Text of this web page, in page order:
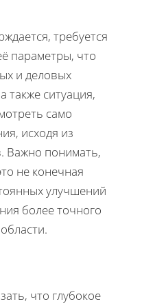
требуется
параметры, что
и деловых
также ситуация,
само
исходя из
Важно понимать,
не конечная
улучшений
более точного
что глубокое